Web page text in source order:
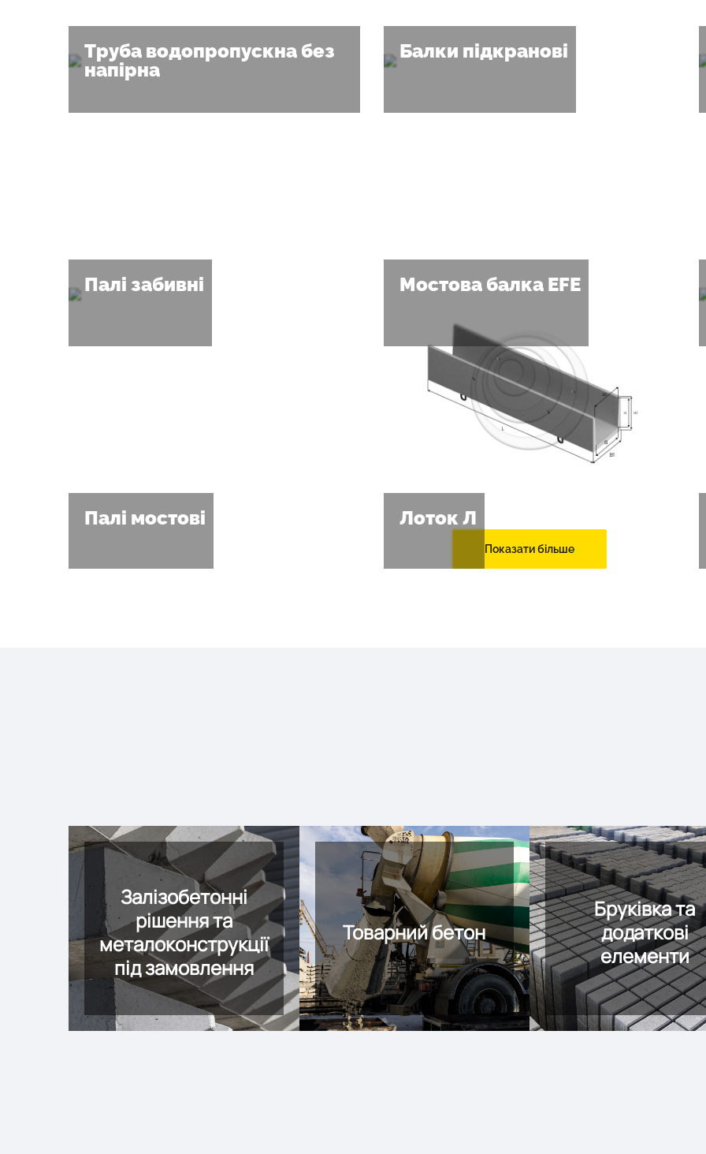
Труба водопропускна без
напірна
Балки підкранові
Палі забивні Мостова балка EFE
Палі мостові Лоток Л
Показати більше
Залізобетонні
рішення та
металоконструкції
під замовлення
Товарний бетон
Бруківка та
додаткові
елементи